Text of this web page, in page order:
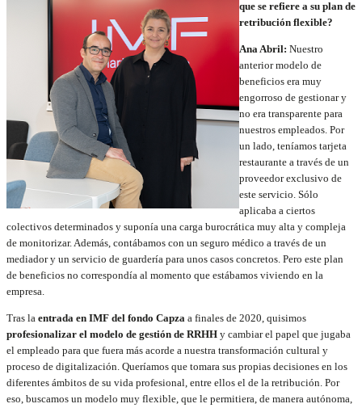
que se refiere a su plan de
retribución flexible?
Ana Abril: Nuestro
anterior modelo de
beneficios era muy
engorroso de gestionar y
no era transparente para
nuestros empleados. Por
un lado, teníamos tarjeta
restaurante a través de un
proveedor exclusivo de
este servicio. Sólo
aplicaba a ciertos
colectivos determinados y suponía una carga burocrática muy alta y compleja
de monitorizar. Además, contábamos con un seguro médico a través de un
mediador y un servicio de guardería para unos casos concretos. Pero este plan
de beneficios no correspondía al momento que estábamos viviendo en la
empresa.
Tras la entrada en IMF del fondo Capza a finales de 2020, quisimos
profesionalizar el modelo de gestión de RRHH y cambiar el papel que jugaba
el empleado para que fuera más acorde a nuestra transformación cultural y
proceso de digitalización. Queríamos que tomara sus propias decisiones en los
diferentes ámbitos de su vida profesional, entre ellos el de la retribución. Por
eso, buscamos un modelo muy flexible, que le permitiera, de manera autónoma,